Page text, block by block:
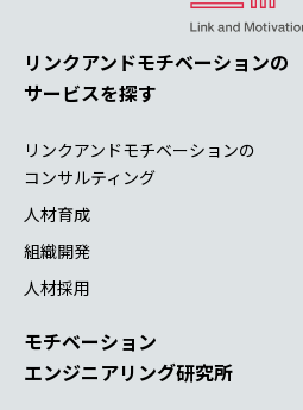
リンクアンドモチベーションの
サービスを探す
リンクアンドモチベーションの
コンサルティング
人材育成
組織開発
人材採用
モチベーション
エンジニアリング研究所